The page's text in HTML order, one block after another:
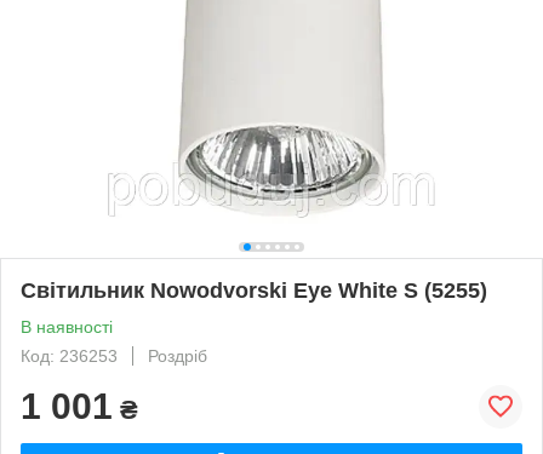
Світильник Nowodvorski Eye White S (5255)
В наявності
Код: 236253
Роздріб
1 001 ₴